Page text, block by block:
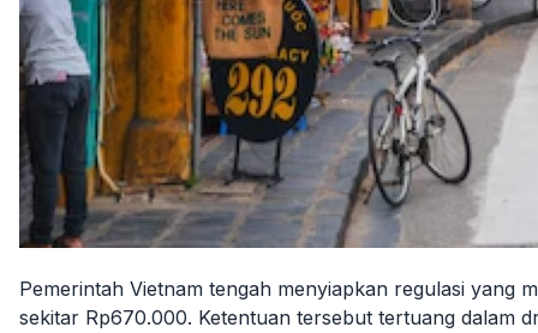
Pemerintah Vietnam tengah menyiapkan regulasi yang
sekitar Rp670.000. Ketentuan tersebut tertuang dalam